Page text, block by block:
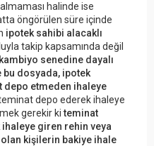
halinde ise
öngörülen süre içinde
ipotek sahibi alacaklı
takip kapsamında değil
kambiyo senedine dayalı
bu dosyada, ipotek
depo etmeden ihaleye
depo ederek ihaleye
gerekir kiteminat
ihaleye giren rehin veya
kişilerin bakiye ihale